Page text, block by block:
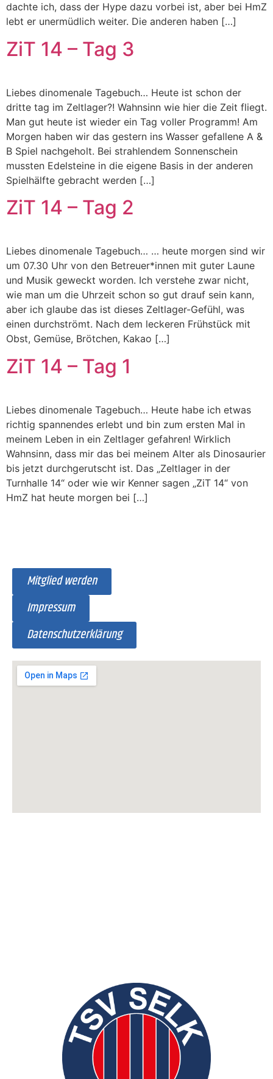
dachte ich, dass der Hype dazu vorbei ist, aber bei HmZ
lebt er unermüdlich weiter. Die anderen haben […]
ZiT 14 – Tag 3
Liebes dinomenale Tagebuch… Heute ist schon der
dritte tag im Zeltlager?! Wahnsinn wie hier die Zeit fliegt.
Man gut heute ist wieder ein Tag voller Programm! Am
Morgen haben wir das gestern ins Wasser gefallene A &
B Spiel nachgeholt. Bei strahlendem Sonnenschein
mussten Edelsteine in die eigene Basis in der anderen
Spielhälfte gebracht werden […]
ZiT 14 – Tag 2
Liebes dinomenale Tagebuch… … heute morgen sind wir
um 07.30 Uhr von den Betreuer*innen mit guter Laune
und Musik geweckt worden. Ich verstehe zwar nicht,
wie man um die Uhrzeit schon so gut drauf sein kann,
aber ich glaube das ist dieses Zeltlager-Gefühl, was
einen durchströmt. Nach dem leckeren Frühstück mit
Obst, Gemüse, Brötchen, Kakao […]
ZiT 14 – Tag 1
Liebes dinomenale Tagebuch… Heute habe ich etwas
richtig spannendes erlebt und bin zum ersten Mal in
meinem Leben in ein Zeltlager gefahren! Wirklich
Wahnsinn, dass mir das bei meinem Alter als Dinosaurier
bis jetzt durchgerutscht ist. Das „Zeltlager in der
Turnhalle 14“ oder wie wir Kenner sagen „ZiT 14“ von
HmZ hat heute morgen bei […]
Mitglied werden
Impressum
Datenschutzerklärung